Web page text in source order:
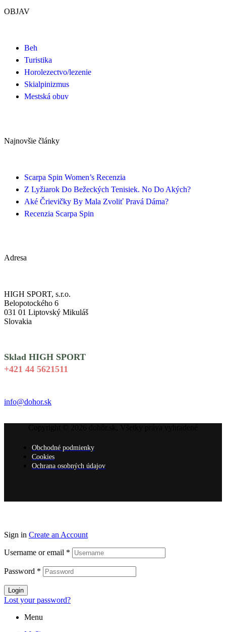
OBJAV
Beh
Turistika
Horolezectvo/lezenie
Skialpinizmus
Mestská obuv
Najnovšie články
Scarpa Spin Women’s Recenzia
Z Lyžiarok Do Bežeckých Tenisiek. No Do Akých?
Aké Črievičky By Mala Zvoliť Pravá Dáma?
Recenzia Scarpa Spin
Adresa
HIGH SPORT, s.r.o.
Belopotockého 6
031 01 Liptovský Mikuláš
Slovakia
Sklad HIGH SPORT
+421 44 5621511
info@dohor.sk
Obchodné podmienky
Cookies
Ochrana osobných údajov
Sign in Create an Account
Username or email *
Password *
Login
Lost your password?
Menu